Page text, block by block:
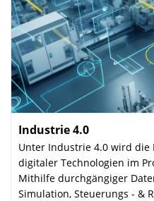
Industrie 4.0
Unter Industrie 4.0 wird
digitaler Technologien im
Mithilfe durchgängiger
Simulation, Steuerungs - &